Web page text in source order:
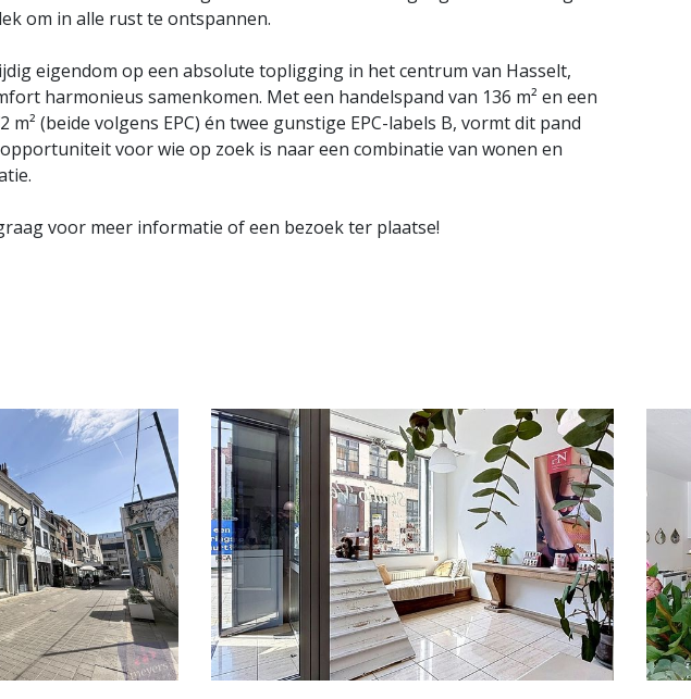
om in alle rust te ontspannen.
eigendom op een absolute topligging in het centrum van Hasselt,
harmonieus samenkomen. Met een handelspand van 136 m² en een
(beide volgens EPC) én twee gunstige EPC-labels B, vormt dit pand
voor wie op zoek is naar een combinatie van wonen en
voor meer informatie of een bezoek ter plaatse!